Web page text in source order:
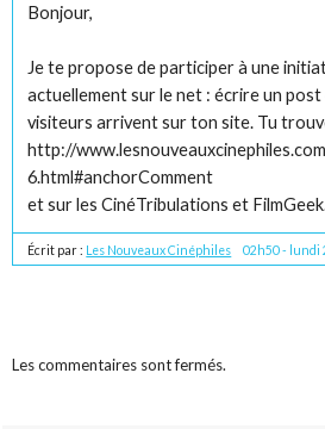
Bonjour,
Je te propose de participer à une
actuellement sur le net : écrire un
visiteurs arrivent sur ton site. Tu
http://
6.html#anchorComment
et sur les CinéTribulations et
Écrit par : Les Nouveaux Cinéphiles 02h50- lundi
Les commentaires sont fermés.